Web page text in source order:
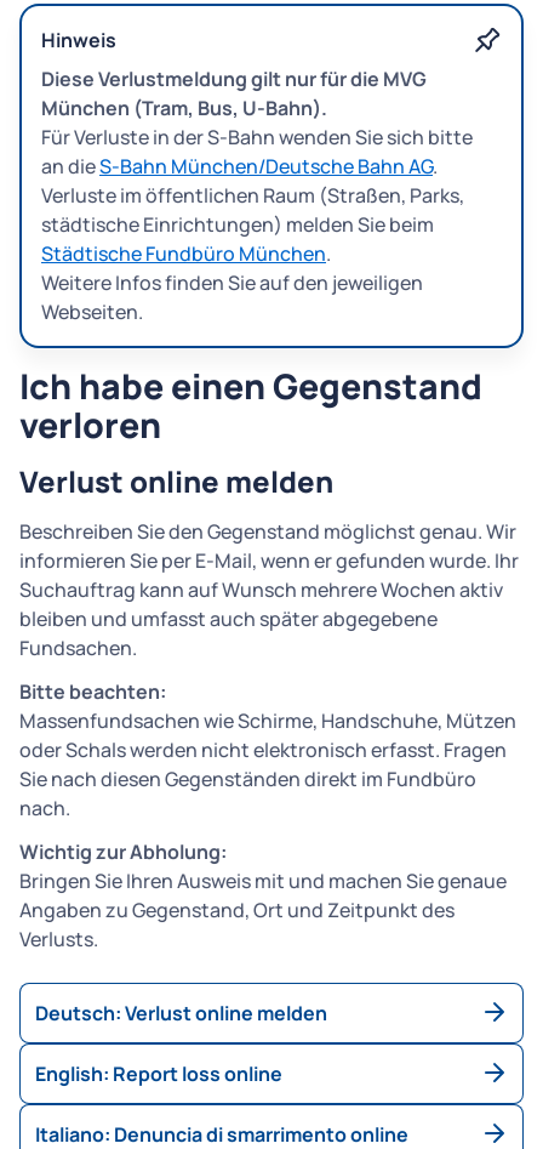
Hinweis
Diese Verlustmeldung gilt nur für die MVG
München (Tram, Bus, U-Bahn).
Für Verluste in der S-Bahn wenden Sie sich bitte
an dieS-Bahn München/Deutsche Bahn AG.
Verluste im öffentlichen Raum (Straßen, Parks,
städtische Einrichtungen) melden Sie beim
Städtische Fundbüro München.
Weitere Infos finden Sie auf den jeweiligen
Webseiten.
Ich habe einen Gegenstand
verloren
Verlust online melden
Beschreiben Sie den Gegenstand möglichst genau. Wir
informieren Sie per E-Mail, wenn er gefunden wurde. Ihr
Suchauftrag kann auf Wunsch mehrere Wochen aktiv
bleiben und umfasst auch später abgegebene
Fundsachen.
Bitte beachten:
Massenfundsachen wie Schirme, Handschuhe, Mützen
oder Schals werden nicht elektronisch erfasst. Fragen
Sie nach diesen Gegenständen direkt im Fundbüro
nach.
Wichtig zur Abholung:
Bringen Sie Ihren Ausweis mit und machen Sie genaue
Angaben zu Gegenstand, Ort und Zeitpunkt des
Verlusts.
Deutsch: Verlust online melden
English: Report loss online
Italiano: Denuncia di smarrimento online